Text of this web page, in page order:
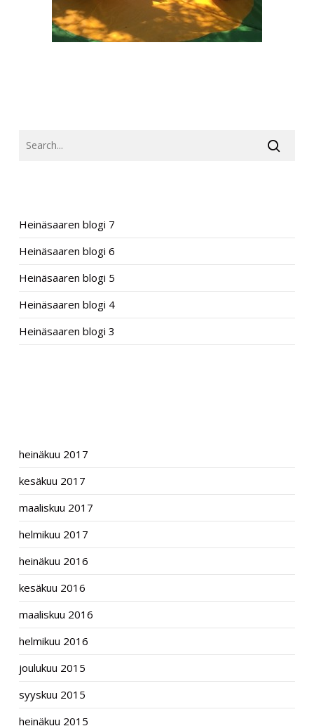
Heinäsaaren blogi 7
Heinäsaaren blogi 6
Heinäsaaren blogi 5
Heinäsaaren blogi 4
Heinäsaaren blogi 3
heinäkuu 2017
kesäkuu 2017
maaliskuu 2017
helmikuu 2017
heinäkuu 2016
kesäkuu 2016
maaliskuu 2016
helmikuu 2016
joulukuu 2015
syyskuu 2015
heinäkuu 2015